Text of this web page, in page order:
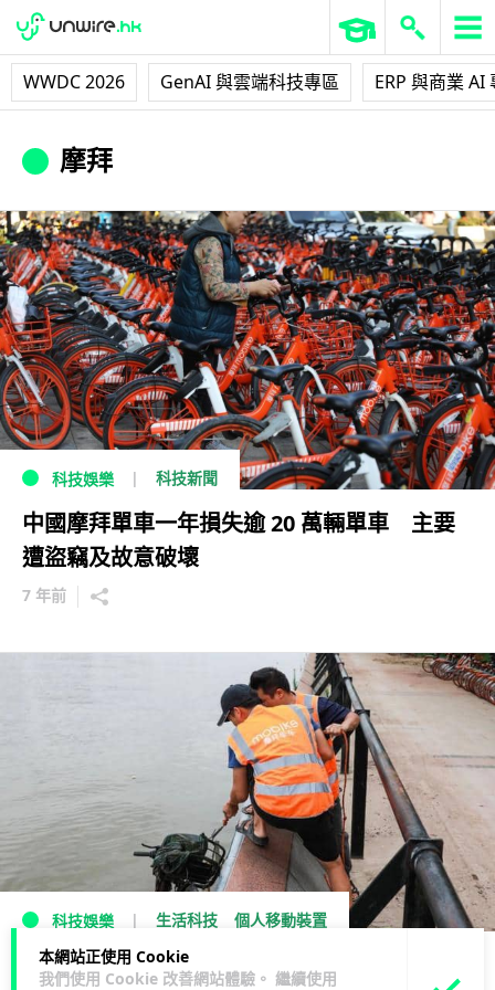
WWDC 2026 GenAI 與雲端科技專區 ERP 與商業 AI
本網站正使用 Cookie
我們使用 Cookie 改善網站體驗。 繼續使用
摩拜
科技娛樂 科技新聞
中國摩拜單車一年損失逾 20 萬輛單車 主要
遭盜竊及故意破壞
7 年前
科技娛樂 生活科技 個人移動裝置
半夜丟進河道！廣州撈出逾 3,000 共享單車